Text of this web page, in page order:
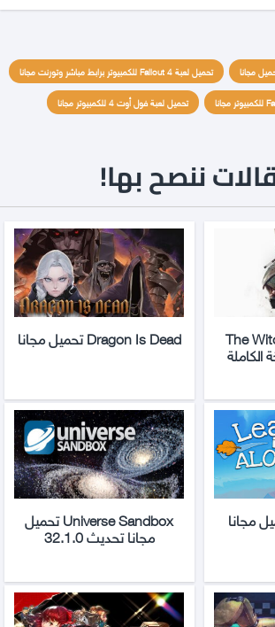
تحميل لعبة Fallout 4 للكمبيوتر برابط مباشر وتورنت مجانا
تحميل لعبة فول أوت 4 للكمبيوتر مجانا
ننصح بها!
The
الكاملة
Dragon Is Dead تحميل مجانا
Universe Sandbox تحميل
مجانا تحديث 32.1.0